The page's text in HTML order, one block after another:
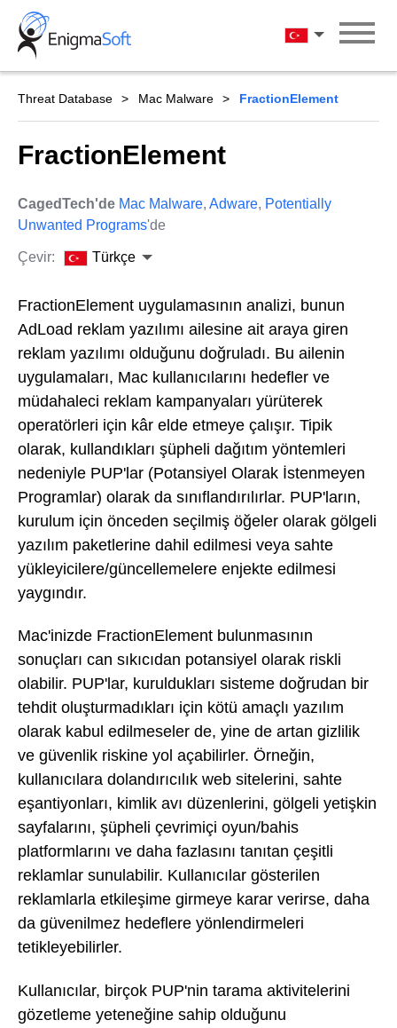
Skip
content
Türkçe
Threat Database Mac Malware FractionElement
FractionElement
CagedTech'de Mac Malware, Adware, Potentially
Unwanted Programs'de
Çevir: Türkçe
FractionElement uygulamasının analizi, bunun
AdLoad reklam yazılımı ailesine ait araya giren
reklam yazılımı olduğunu doğruladı. Bu ailenin
uygulamaları, Mac kullanıcılarını hedefler ve
müdahaleci reklam kampanyaları yürüterek
operatörleri için kâr elde etmeye çalışır. Tipik
olarak, kullandıkları şüpheli dağıtım yöntemleri
nedeniyle PUP'lar (Potansiyel Olarak İstenmeyen
Programlar) olarak da sınıflandırılırlar. PUP'ların,
kurulum için önceden seçilmiş öğeler olarak gölgeli
yazılım paketlerine dahil edilmesi veya sahte
yükleyicilere/güncellemelere enjekte edilmesi
yaygındır.
Mac'inizde FractionElement bulunmasının
sonuçları can sıkıcıdan potansiyel olarak riskli
olabilir. PUP'lar, kuruldukları sisteme doğrudan bir
tehdit oluşturmadıkları için kötü amaçlı yazılım
olarak kabul edilmeseler de, yine de artan gizlilik
ve güvenlik riskine yol açabilirler. Örneğin,
kullanıcılara dolandırıcılık web sitelerini, sahte
eşantiyonları, kimlik avı düzenlerini, gölgeli yetişkin
sayfalarını, şüpheli çevrimiçi oyun/bahis
platformlarını ve daha fazlasını tanıtan çeşitli
reklamlar sunulabilir. Kullanıcılar gösterilen
reklamlarla etkileşime girmeye karar verirse, daha
da güvenilmez hedeflere yönlendirmeleri
tetikleyebilirler.
Kullanıcılar, birçok PUP'nin tarama aktivitelerini
gözetleme yeteneğine sahip olduğunu